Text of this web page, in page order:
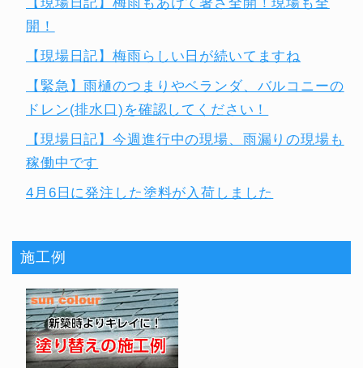
開！
【現場日記】梅雨らしい日が続いてますね
【緊急】雨樋のつまりやベランダ、バルコニーの
ドレン(排水口)を確認してください！
【現場日記】今週進行中の現場、雨漏りの現場も
稼働中です
4月6日に発注した塗料が入荷しました
施工例